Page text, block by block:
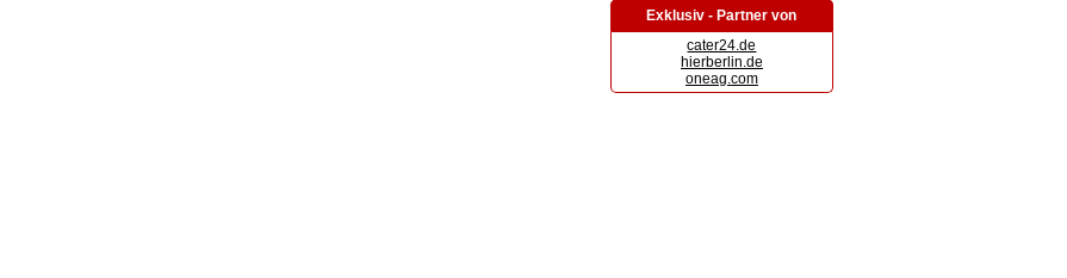
Exklusiv - Partner von
cater24.de
hierberlin.de
oneag.com